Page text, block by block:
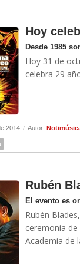
Hoy
Desde 1985
Hoy 31 de
celebra 29
2014 / Autor:
Rubén
El evento es
Rubén
ceremonia
Academia de